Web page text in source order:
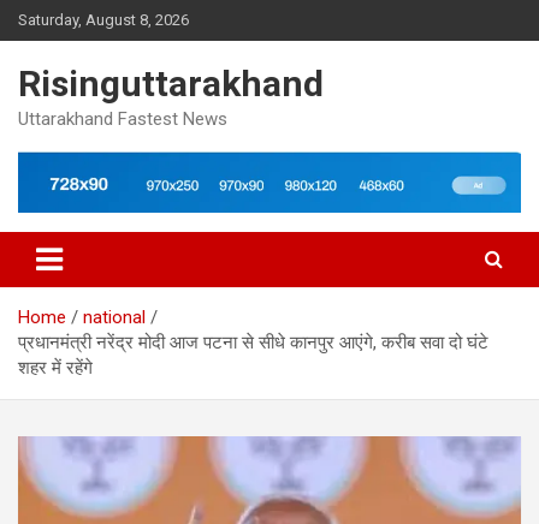
Skip
to
Saturday, August 8, 2026
Risinguttarakhand
Uttarakhand Fastest News
Home
national
प्रधानमंत्री नरेंद्र मोदी आज पटना से सीधे कानपुर आएंगे, करीब सवा दो घंटे
शहर में रहेंगे